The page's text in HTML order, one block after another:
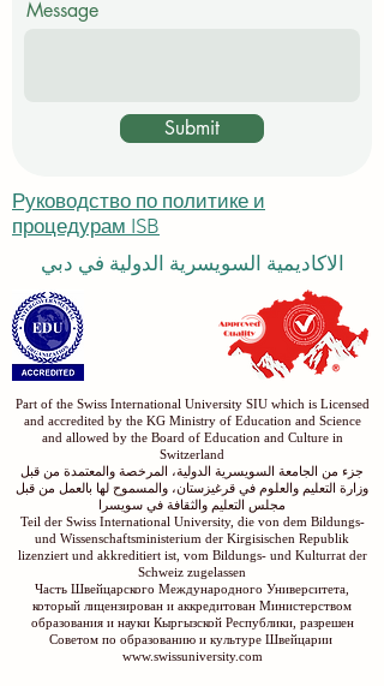
Message
Submit
Руководство по политике и
процедурам ISB
الاكاديمية السويسرية الدولية في دبي
Part of the Swiss International University SIU which is Licensed
and accredited by the KG Ministry of Education and Science
and allowed by the Board of Education and Culture in
Switzerland
جزء من الجامعة السويسرية الدولية، المرخصة والمعتمدة من قبل
وزارة التعليم والعلوم في قرغيزستان، والمسموح لها بالعمل من قبل
مجلس التعليم والثقافة في سويسرا
Teil der Swiss International University, die von dem Bildungs-
und Wissenschaftsministerium der Kirgisischen Republik
lizenziert und akkreditiert ist, vom Bildungs- und Kulturrat der
Schweiz zugelassen
Часть Швейцарского Международного Университета,
который лицензирован и аккредитован Министерством
образования и науки Кыргызской Республики, разрешен
Советом по образованию и культуре Швейцарии
www.swissuniversity.com